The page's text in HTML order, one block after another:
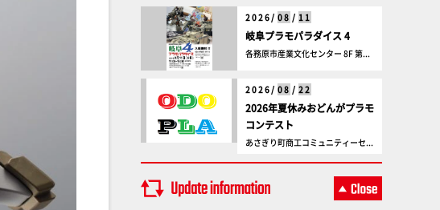
2026/ 08 / 11
岐阜プラモパラダイス 4
各務原市産業文化センター 8F 第...
2026/ 08 / 22
2026年夏休みおどんがプラモ
コンテスト
あさぎり町商工コミュニティーセ...